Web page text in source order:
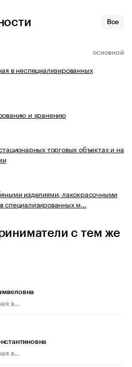
Все
ОСНОВНОЙ
в неспециализированных
и хранению
торговых объектах и на
изделиями, лакокрасочными
специализированных м…
с тем же
в...
в...